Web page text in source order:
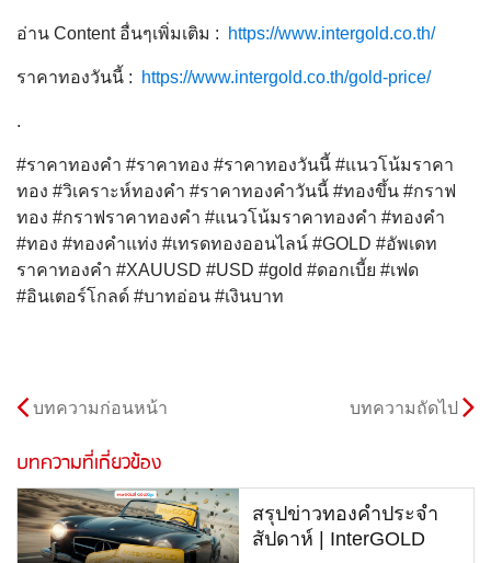
อ่าน Content อื่นๆเพิ่มเติม : https://www.intergold.co.th/
ราคาทองวันนี้ : https://www.intergold.co.th/gold-price/
.
#ราคาทองคำ #ราคาทอง #ราคาทองวันนี้ #แนวโน้มราคา
ทอง #วิเคราะห์ทองคำ #ราคาทองคำวันนี้ #ทองขึ้น #กราฟ
ทอง #กราฟราคาทองคำ #แนวโน้มราคาทองคำ #ทองคำ
#ทอง #ทองคำแท่ง #เทรดทองออนไลน์ #GOLD #อัพเดท
ราคาทองคำ #XAUUSD #USD #gold #ดอกเบี้ย #เฟด
#อินเตอร์โกลด์ #บาทอ่อน #เงินบาท
บทความก่อนหน้า บทความถัดไป
บทความที่เกี่ยวข้อง
สรุปข่าวทองคำประจำ
สัปดาห์ | InterGOLD